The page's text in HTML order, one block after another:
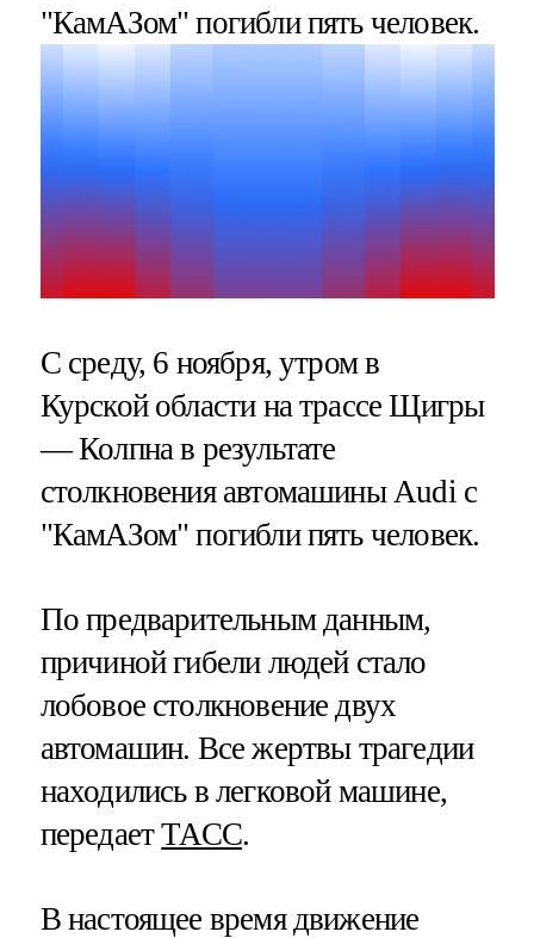
"КамАЗом" погибли пять человек.
С среду, 6 ноября, утром в
Курской области на трассе Щигры
— Колпна в результате
столкновения автомашины Audi с
"КамАЗом" погибли пять человек.
По предварительным данным,
причиной гибели людей стало
лобовое столкновение двух
автомашин. Все жертвы трагедии
находились в легковой машине,
передаетТАСС.
В настоящее время движение